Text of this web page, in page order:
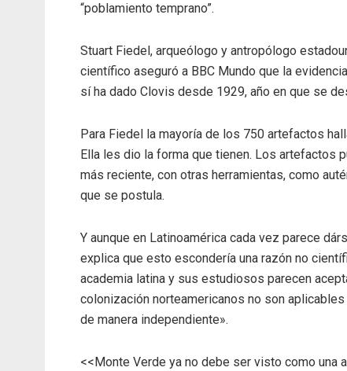
“poblamiento temprano”.
Stuart Fiedel, arqueólogo y antropólogo
científico aseguró a BBC Mundo que la
sí ha dado Clovis desde 1929, año en que se
Para Fiedel la mayoría de los 750 artefactos
Ella les dio la forma que tienen. Los artefactos
más reciente, con otras herramientas, como
que se postula.
Y aunque en Latinoamérica cada vez parece
explica que esto escondería una razón no
academia latina y sus estudiosos parecen
colonización norteamericanos no son
de manera independiente».
<<Monte Verde ya no debe ser visto como una